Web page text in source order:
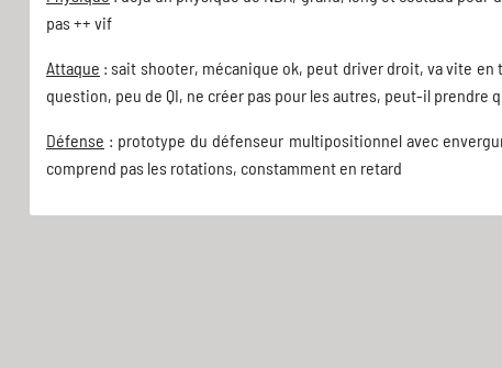
pas ++ vif
Attaque : sait shooter, mécanique ok, peut driver droit, va vite
question, peu de QI, ne créer pas pour les autres, peut-il prendre
Défense : prototype du défenseur multipositionnel avec
comprend pas les rotations, constamment en retard